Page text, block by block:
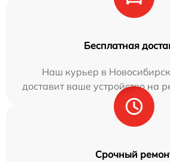
Бесплатная
Наш курьер в
доставит ваше устройство на
Срочный